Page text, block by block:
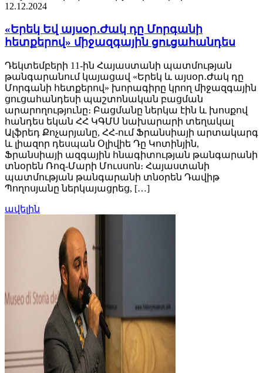
12.12.2024
«Երեկ Եվ այսօր․Ժակ դը Մորգանի
հետքերով» միջազգային ցուցահանդես
Դեկտեմբերի 11-ին Հայաստանի պատմության
թանգարանում կայացավ «Երեկ և այսօր․Ժակ դը
Մորգանի հետքերով» խորագիրը կրող միջազգային
ցուցահանդեսի պաշտոնական բացման
արարողությունը։ Բացմանը ներկա էին և խոսքով
հանդես եկան ՀՀ ԿԳՄՍ նախարարի տեղակալ
Ալֆրեդ Քոչարյանը, ՀՀ-ում Ֆրանսիայի արտակարգ
և լիազոր դեսպան Օլիվիե Դը Կոտինյին,
Ֆրանսիայի ազգային հնագիտության թանգարանի
տնօրեն Ռոզ-Մարի Մուսսոն։ Հայաստանի
պատմության թանգարանի տնօրեն Դավիթ
Պողոսյանը ներկայացրեց, […]
ավելին